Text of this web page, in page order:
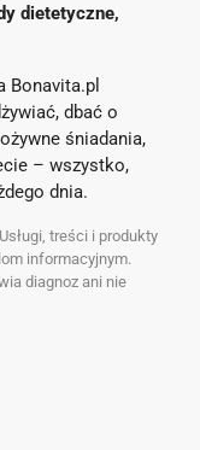
dietetyczne,
Bonavita.pl
dbać o
śniadania,
– wszystko,
dnia.
treści i produkty
informacyjnym.
diagnoz ani nie